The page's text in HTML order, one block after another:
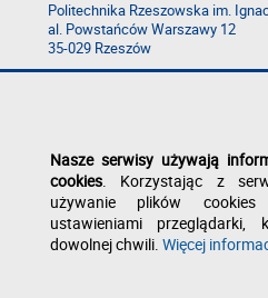
Politechnika Rzeszowska im.
al. Powstańców Warszawy 12
35-029 Rzeszów
Deklaracja dostępności
Polityka prywatności
Zgłoś błąd na stronie
Nasze serwisy używają
cookies. Korzystając z
używanie plików
ustawieniami
dowolnej chwili. Więcej